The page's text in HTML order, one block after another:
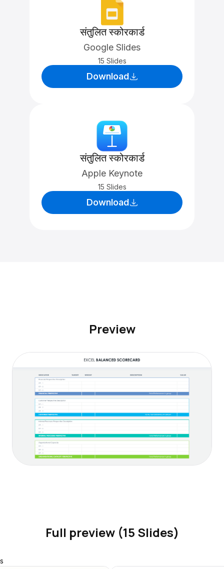
संतुलित स्कोरकार्ड
Google Slides
15 Slides
Download
संतुलित स्कोरकार्ड
Apple Keynote
15 Slides
Download
Preview
Full preview (15 Slides)
s